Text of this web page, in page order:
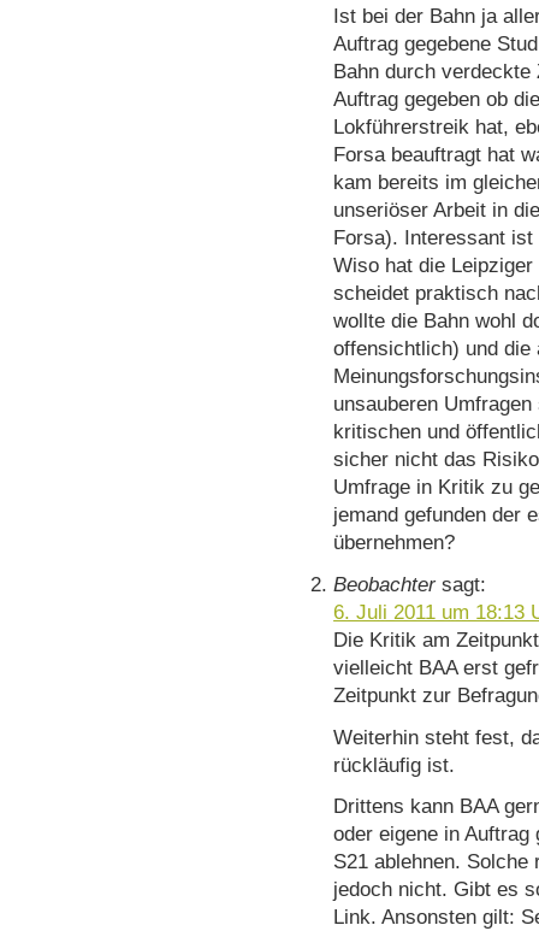
Ist bei der Bahn ja
Auftrag gegebene
Bahn durch verdeckte
Auftrag gegeben ob
Lokführerstreik hat,
Forsa beauftragt hat
kam bereits im
unseriöser Arbeit in
Forsa). Interessant
Wiso hat die
scheidet praktisch
wollte die Bahn wohl
offensichtlich) und die
unsauberen
kritischen und
sicher nicht das
Umfrage in Kritik zu
jemand gefunden der
übernehmen?
Beobachter sagt:
6. Juli 2011 um 18:13
Die Kritik am
vielleicht BAA erst
Zeitpunkt zur
Weiterhin steht fest,
rückläufig ist.
Drittens kann BAA
oder eigene in
S21 ablehnen.
jedoch nicht. Gibt es
Link. Ansonsten gilt: